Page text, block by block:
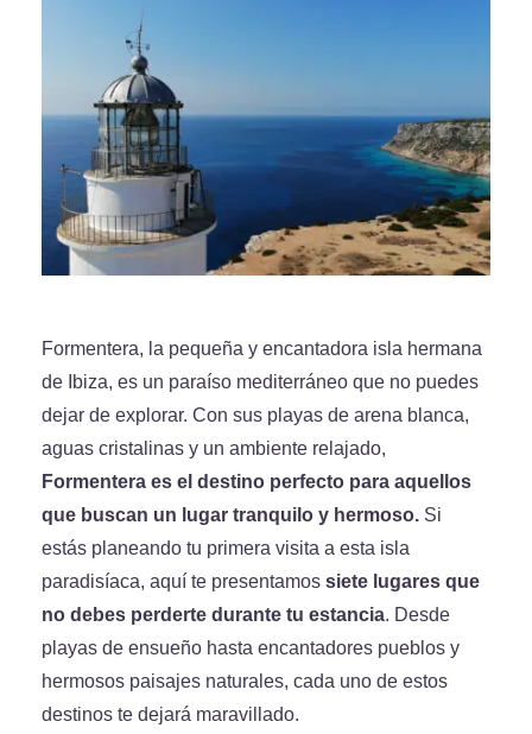
Formentera, la pequeña y encantadora isla hermana
de Ibiza, es un paraíso mediterráneo que no puedes
dejar de explorar. Con sus playas de arena blanca,
aguas cristalinas y un ambiente relajado,
Formentera es el destino perfecto para aquellos
que buscan un lugar tranquilo y hermoso. Si
estás planeando tu primera visita a esta isla
paradisíaca, aquí te presentamos siete lugares que
no debes perderte durante tu estancia. Desde
playas de ensueño hasta encantadores pueblos y
hermosos paisajes naturales, cada uno de estos
destinos te dejará maravillado.